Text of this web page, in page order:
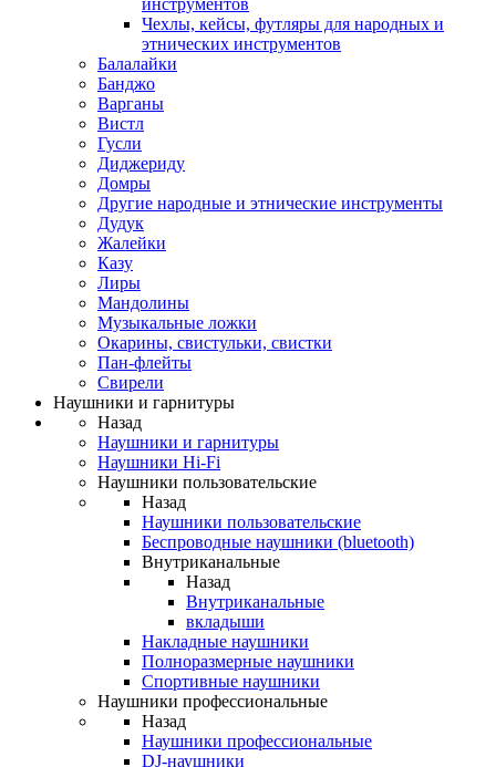
инструментов
Чехлы, кейсы, футляры для народных и
этнических инструментов
Балалайки
Банджо
Варганы
Вистл
Гусли
Диджериду
Домры
Другие народные и этнические инструменты
Дудук
Жалейки
Казу
Лиры
Мандолины
Музыкальные ложки
Окарины, свистульки, свистки
Пан-флейты
Свирели
Наушники и гарнитуры
Назад
Наушники и гарнитуры
Наушники Hi-Fi
Наушники пользовательские
Назад
Наушники пользовательские
Беспроводные наушники (bluetooth)
Внутриканальные
Назад
Внутриканальные
вкладыши
Накладные наушники
Полноразмерные наушники
Спортивные наушники
Наушники профессиональные
Назад
Наушники профессиональные
DJ-наушники